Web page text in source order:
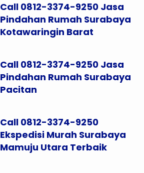
Call 0812-3374-9250 Jasa
Pindahan Rumah Surabaya
Kotawaringin Barat
Call 0812-3374-9250 Jasa
Pindahan Rumah Surabaya
Pacitan
Call 0812-3374-9250
Ekspedisi Murah Surabaya
Mamuju Utara Terbaik